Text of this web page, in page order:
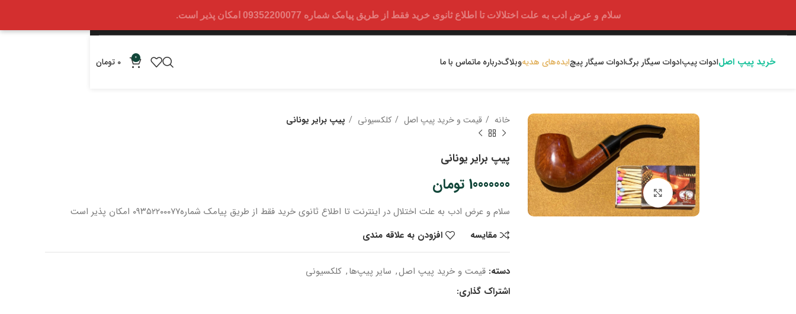
سلام و عرض ادب به علت اختلالات تا اطلاع ثانوی خرید فقط از طریق پیامک شماره 09352200077 امکان پذیر است.
خرید پیپ اصلادوات پیپادوات سیگار برگادوات سیگار پیچایده‌های هدیهوبلاگدرباره ماتماس با ما 0
0 تومان
بزرگنمایی تصویر
خانه قیمت و خرید پیپ اصل کلکسیونی پیپ برایر یونانی
پیپ برایر یونانی
10000000 تومان
سلام و عرض ادب به علت اختلال در اینترنتتا اطلاع ثانویخریدفقط از طریق پیامک شماره۰۹۳۵۲۲۰۰۰۷۷ امکان پذیر است
مقایسه
افزودن به علاقه مندی
دسته: قیمت و خرید پیپ اصل, سایر پیپ‌ها, کلکسیونی
اشتراک گذاری: